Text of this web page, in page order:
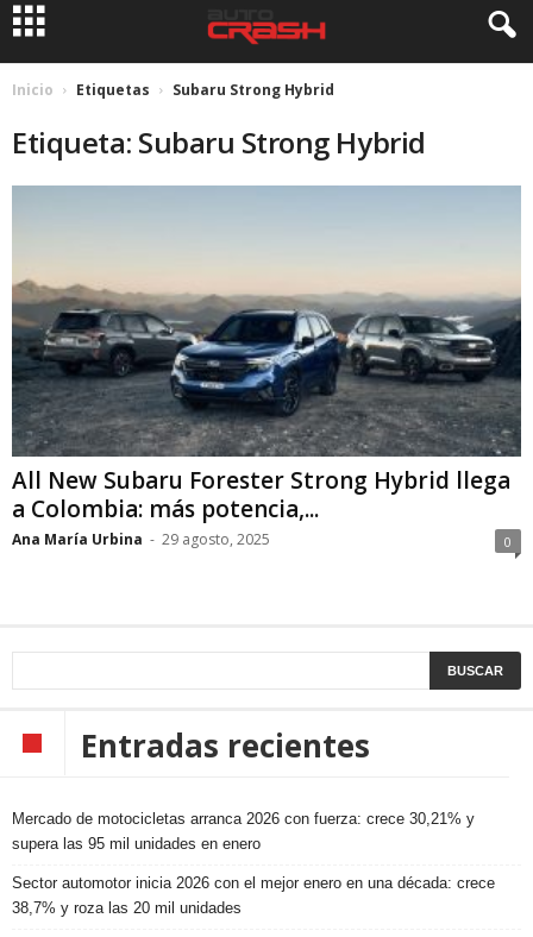
Inicio Etiquetas Subaru Strong Hybrid
Etiqueta: Subaru Strong Hybrid
All New Subaru Forester Strong Hybrid llega
a Colombia: más potencia,...
Ana María Urbina - 29 agosto, 2025 0
Entradas recientes
Mercado de motocicletas arranca 2026 con fuerza: crece 30,21% y
supera las 95 mil unidades en enero
Sector automotor inicia 2026 con el mejor enero en una década: crece
38,7% y roza las 20 mil unidades